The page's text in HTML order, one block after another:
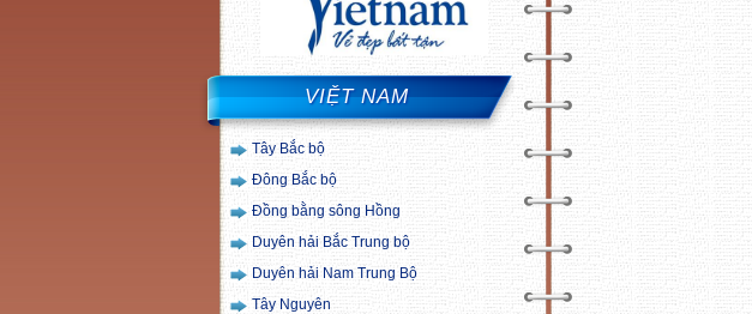
VIỆT NAM
Tây Bắc bộ
Đông Bắc bộ
Đồng bằng sông Hồng
Duyên hải Bắc Trung bộ
Duyên hải Nam Trung Bộ
Tây Nguyên